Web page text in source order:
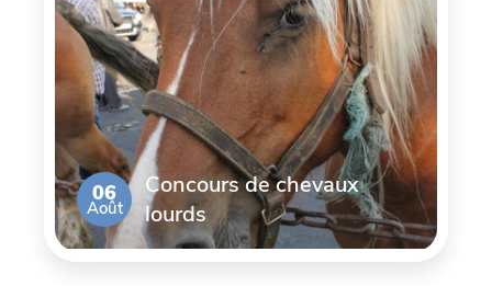
06
Août
Concours de chevaux
lourds